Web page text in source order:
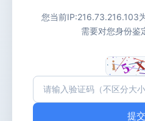
您当前IP:216.73.216.103
需要对您身份鉴
提交